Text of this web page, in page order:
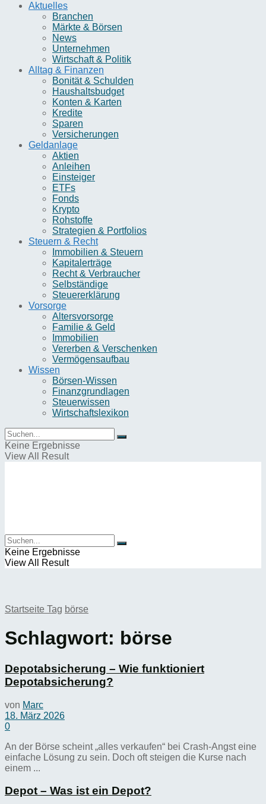
Aktuelles
Branchen
Märkte & Börsen
News
Unternehmen
Wirtschaft & Politik
Alltag & Finanzen
Bonität & Schulden
Haushaltsbudget
Konten & Karten
Kredite
Sparen
Versicherungen
Geldanlage
Aktien
Anleihen
Einsteiger
ETFs
Fonds
Krypto
Rohstoffe
Strategien & Portfolios
Steuern & Recht
Immobilien & Steuern
Kapitalerträge
Recht & Verbraucher
Selbständige
Steuererklärung
Vorsorge
Altersvorsorge
Familie & Geld
Immobilien
Vererben & Verschenken
Vermögensaufbau
Wissen
Börsen-Wissen
Finanzgrundlagen
Steuerwissen
Wirtschaftslexikon
Keine Ergebnisse
View All Result
Keine Ergebnisse
View All Result
Startseite Tag börse
Schlagwort: börse
Depotabsicherung – Wie funktioniert
Depotabsicherung?
von Marc
18. März 2026
0
An der Börse scheint „alles verkaufen“ bei Crash-Angst eine
einfache Lösung zu sein. Doch oft steigen die Kurse nach
einem ...
Depot – Was ist ein Depot?